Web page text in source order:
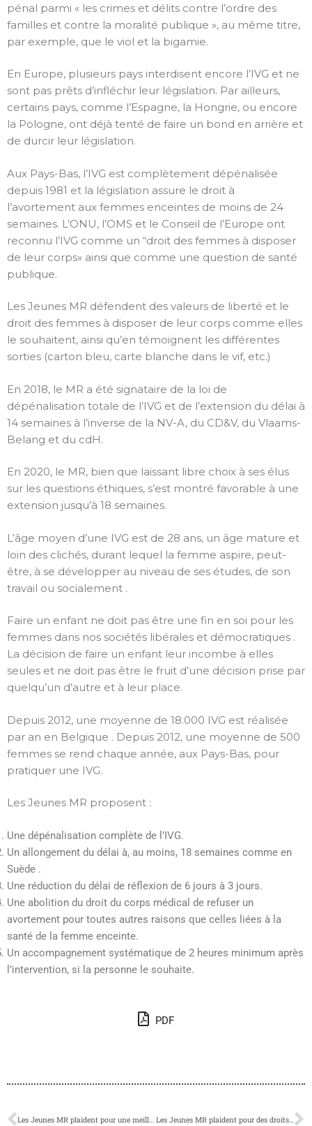
pénal parmi « les crimes et délits contre l’ordre des
familles et contre la moralité publique », au même titre,
par exemple, que le viol et la bigamie.
En Europe, plusieurs pays interdisent encore l’IVG et ne
sont pas prêts d’infléchir leur législation. Par ailleurs,
certains pays, comme l’Espagne, la Hongrie, ou encore
la Pologne, ont déjà tenté de faire un bond en arrière et
de durcir leur législation.
Aux Pays-Bas, l’IVG est complètement dépénalisée
depuis 1981 et la législation assure le droit à
l’avortement aux femmes enceintes de moins de 24
semaines. L’ONU, l’OMS et le Conseil de l’Europe ont
reconnu l’IVG comme un “droit des femmes à disposer
de leur corps» ainsi que comme une question de santé
publique.
Les Jeunes MR défendent des valeurs de liberté et le
droit des femmes à disposer de leur corps comme elles
le souhaitent, ainsi qu’en témoignent les différentes
sorties (carton bleu, carte blanche dans le vif, etc.)
En 2018, le MR a été signataire de la loi de
dépénalisation totale de l’IVG et de l’extension du délai à
14 semaines à l’inverse de la NV-A, du CD&V, du Vlaams-
Belang et du cdH.
En 2020, le MR, bien que laissant libre choix à ses élus
sur les questions éthiques, s’est montré favorable à une
extension jusqu’à 18 semaines.
L’âge moyen d’une IVG est de 28 ans, un âge mature et
loin des clichés, durant lequel la femme aspire, peut-
être, à se développer au niveau de ses études, de son
travail ou socialement .
Faire un enfant ne doit pas être une fin en soi pour les
femmes dans nos sociétés libérales et démocratiques .
La décision de faire un enfant leur incombe à elles
seules et ne doit pas être le fruit d’une décision prise par
quelqu’un d’autre et à leur place.
Depuis 2012, une moyenne de 18.000 IVG est réalisée
par an en Belgique . Depuis 2012, une moyenne de 500
femmes se rend chaque année, aux Pays-Bas, pour
pratiquer une IVG.
Les Jeunes MR proposent :
Une dépénalisation complète de l’IVG.
Un allongement du délai à, au moins, 18 semaines comme en
Suède .
Une réduction du délai de réflexion de 6 jours à 3 jours.
Une abolition du droit du corps médical de refuser un
avortement pour toutes autres raisons que celles liées à la
santé de la femme enceinte.
Un accompagnement systématique de 2 heures minimum après
l’intervention, si la personne le souhaite.
PDF
Les Jeunes MR plaident pour une meilleure prise en considération lors du dépôt de plaintes des partenaires battus Les Jeunes MR plaident pour des droits d’enregistrement à l’achat d’une habitation de 3%.